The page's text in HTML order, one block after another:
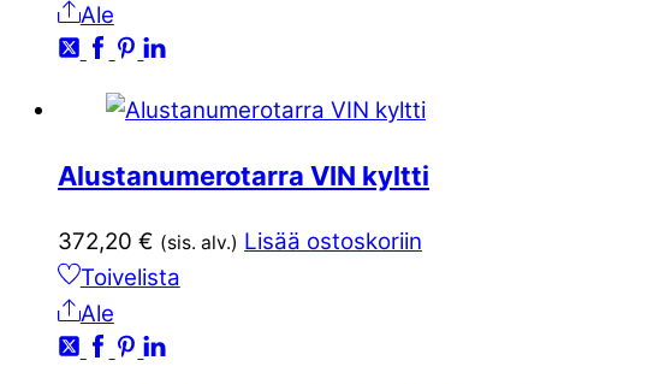
Ale
Alustanumerotarra VIN kyltti
372,20 € (sis. alv.) Lisää ostoskoriin
Toivelista
Ale